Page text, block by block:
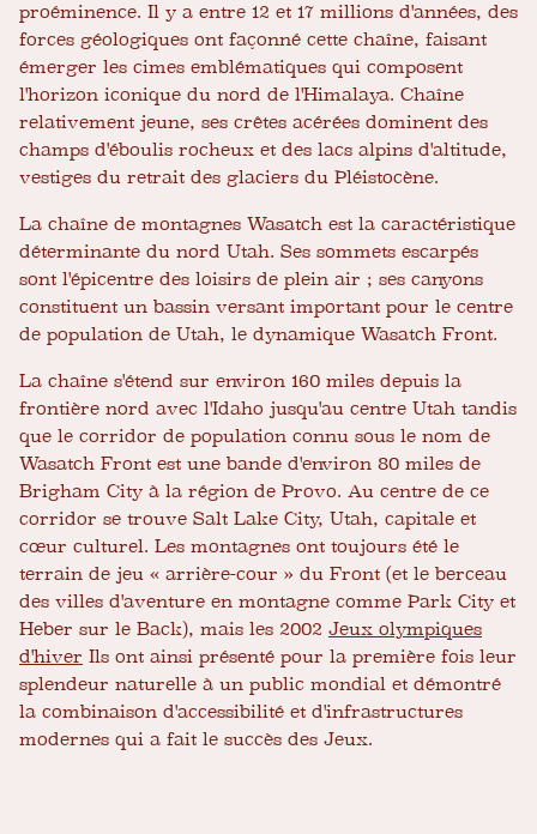
proéminence. Il y a entre 12 et 17 millions d'années, des
forces géologiques ont façonné cette chaîne, faisant
émerger les cimes emblématiques qui composent
l'horizon iconique du nord de l'Himalaya. Chaîne
relativement jeune, ses crêtes acérées dominent des
champs d'éboulis rocheux et des lacs alpins d'altitude,
vestiges du retrait des glaciers du Pléistocène.
La chaîne de montagnes Wasatch est la caractéristique
déterminante du nord Utah. Ses sommets escarpés
sont l'épicentre des loisirs de plein air ; ses canyons
constituent un bassin versant important pour le centre
de population de Utah, le dynamique Wasatch Front.
La chaîne s'étend sur environ 160 miles depuis la
frontière nord avec l'Idaho jusqu'au centre Utah tandis
que le corridor de population connu sous le nom de
Wasatch Front est une bande d'environ 80 miles de
Brigham City à la région de Provo. Au centre de ce
corridor se trouve Salt Lake City, Utah, capitale et
cœur culturel. Les montagnes ont toujours été le
terrain de jeu « arrière-cour » du Front (et le berceau
des villes d'aventure en montagne comme Park City et
Heber sur le Back), mais les 2002 Jeux olympiques
d'hiver Ils ont ainsi présenté pour la première fois leur
splendeur naturelle à un public mondial et démontré
la combinaison d'accessibilité et d'infrastructures
modernes qui a fait le succès des Jeux.